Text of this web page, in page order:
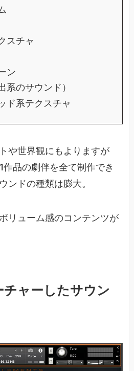
スチャ
ン
のサウンド）
ド系テクスチャ
や世界観にもよりますが
作品の劇伴を全て制作でき
ンドの種類は膨大。
リューム感のコンテンツが
チャーしたサウン